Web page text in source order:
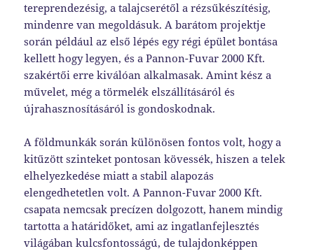
tereprendezésig, a talajcserétől a rézsűkészítésig,
mindenre van megoldásuk. A barátom projektje
során például az első lépés egy régi épület bontása
kellett hogy legyen, és a Pannon-Fuvar 2000 Kft.
szakértői erre kiválóan alkalmasak. Amint kész a
művelet, még a törmelék elszállításáról és
újrahasznosításáról is gondoskodnak.
A földmunkák során különösen fontos volt, hogy a
kitűzött szinteket pontosan kövessék, hiszen a telek
elhelyezkedése miatt a stabil alapozás
elengedhetetlen volt. A Pannon-Fuvar 2000 Kft.
csapata nemcsak precízen dolgozott, hanem mindig
tartotta a határidőket, ami az ingatlanfejlesztés
világában kulcsfontosságú, de tulajdonképpen